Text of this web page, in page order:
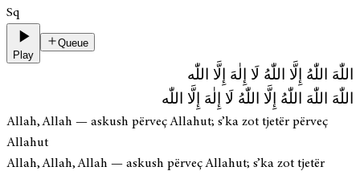
Sq
Play
Queue
اللّٰهَ اللّٰهُ إِلَّا اللّٰهُ لَا إِلٰهَ إِلَّا اللّٰه
اللّٰهَ اللّٰهَ اللّٰهُ إِلَّا اللّٰهُ لَا إِلٰهَ إِلَّا اللّٰه
Allah, Allah — askush përveç Allahut; s’ka zot tjetër përveç
Allahut
Allah, Allah, Allah — askush përveç Allahut; s’ka zot tjetër